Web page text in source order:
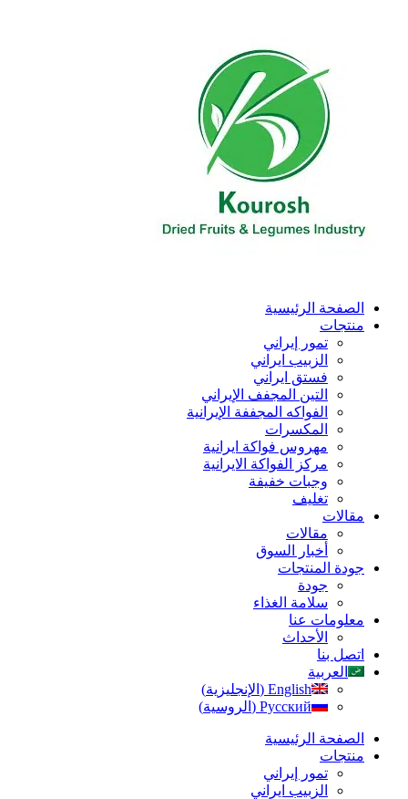
الصفحة الرئیسیة
منتجات
تمور إيراني
الزبیب ايراني
فستق ایراني
التين المجفف الإيراني
الفواكه المجففة الإيرانية
المكسرات
مهروس فواکة ایرانیة
مرکز الفواکة الایرانیة
وجبات خفيفة
تغليف
مقالات
مقالات
أخبار السوق
جودة المنتجات
جودة
سلامة الغذاء
معلومات عنا
الأحداث
اتصل بنا
العربية
English
( الإنجليزية)
Русский
( الروسية)
الصفحة الرئیسیة
منتجات
تمور إيراني
الزبیب ايراني